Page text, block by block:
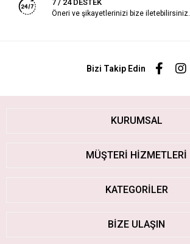
7 / 24 DESTEK
Öneri ve şikayetlerinizi bize iletebilirsiniz.
Bizi Takip Edin
KURUMSAL
MÜŞTERİ HİZMETLERİ
KATEGORİLER
BİZE ULAŞIN